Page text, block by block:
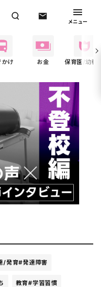
メニュー
かけ お金 保育園/幼稚
/発育#発達障害
教育#学習習慣